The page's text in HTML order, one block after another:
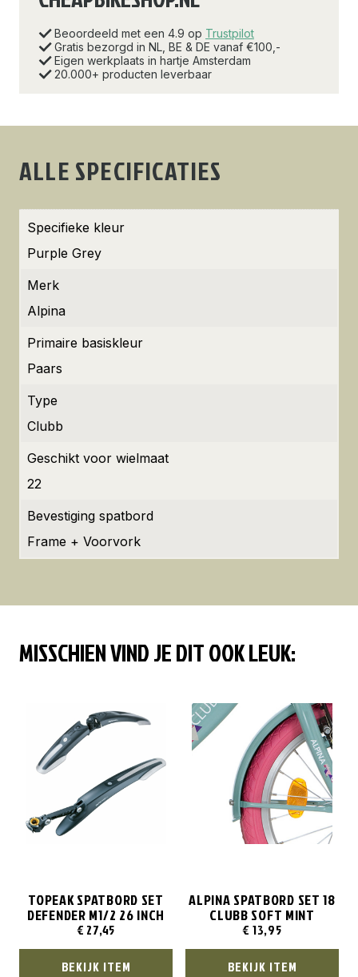
Beoordeeld met een 4.9 op Trustpilot
Gratis bezorgd in NL, BE & DE vanaf €100,-
Eigen werkplaats in hartje Amsterdam
20.000+ producten leverbaar
ALLE SPECIFICATIES
Specifieke kleur
Purple Grey
Merk
Alpina
Primaire basiskleur
Paars
Type
Clubb
Geschikt voor wielmaat
22
Bevestiging spatbord
Frame + Voorvork
MISSCHIEN VIND JE DIT OOK LEUK:
TOPEAK SPATBORD SET
DEFENDER M1/2 26 INCH
€ 27,45
BEKIJK ITEM
ALPINA SPATBORD SET 18
CLUBB SOFT MINT
€ 13,95
BEKIJK ITEM